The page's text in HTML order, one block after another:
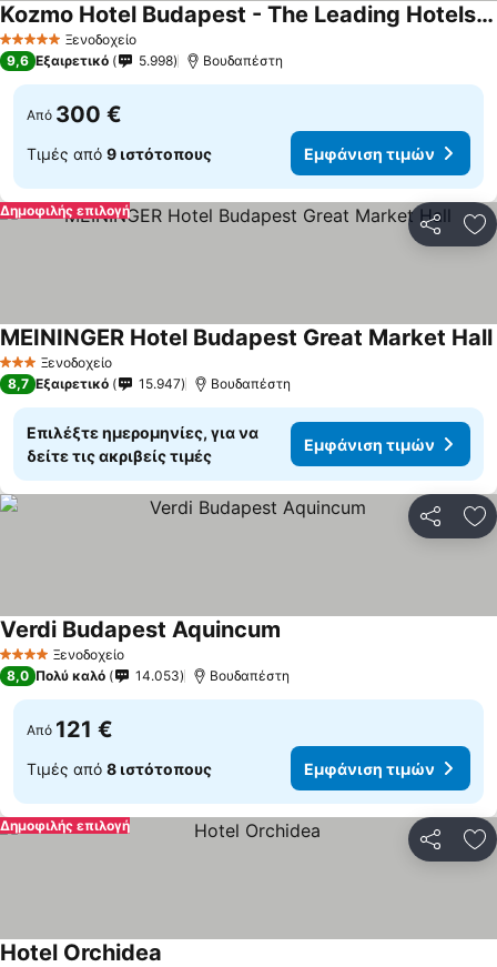
5 Αστέρια Ξενοδοχείο
Kozmo Hotel Budapest - The Leading Hotels Of The World
9,6 Εξαιρετικό 5.998 Βουδαπέστη
Από 300 €
Τιμές από 9 ιστότοπους Εμφάνιση τιμών
Δημοφιλής επιλογή
3 ΑστέριαΞενοδοχείο
MEININGER Hotel Budapest Great Market Hall
8,7 Εξαιρετικό 15.947 Βουδαπέστη
Επιλέξτε ημερομηνίες, για να
δείτε τις ακριβείς τιμές
Εμφάνιση τιμών
4 ΑστέριαΞενοδοχείο
Verdi Budapest Aquincum
8,0 Πολύ καλό 14.053 Βουδαπέστη
Από 121 €
Τιμές από 8 ιστότοπους Εμφάνιση τιμών
Δημοφιλής επιλογή
Hotel Orchidea